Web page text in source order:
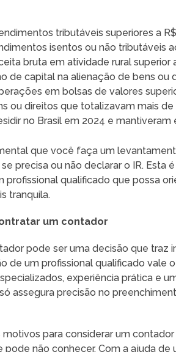
tributáveis superiores a
isentos ou não tributáveis
bruta em atividade rural superior
de capital na alienação de bens ou
em bolsas de valores
ou direitos que totalizavam mais
no Brasil em 2024 e
que você faça um
se precisa ou não declarar o IR.
profissional qualificado que possa
tranquila.
um contador
pode ser uma decisão que traz
de um profissional qualificado vale
experiência prática e
assegura precisão no
motivos para considerar um
pode não conhecer. Com a ajuda